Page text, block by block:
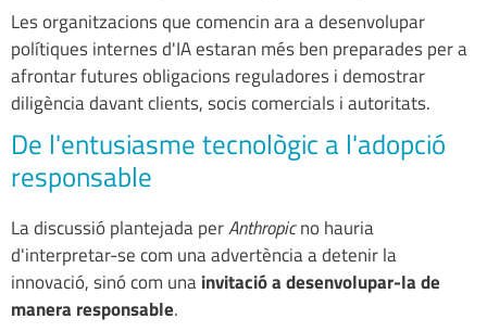
Les organitzacions que comencin ara a desenvolupar
polítiques internes d'IA estaran més ben preparades per a
afrontar futures obligacions reguladores i demostrar
diligència davant clients, socis comercials i autoritats.
De l'entusiasme tecnològic a l'adopció
responsable
La discussió plantejada perAnthropicno hauria
d'interpretar-se com una advertència a detenir la
innovació, sinó com unainvitació a desenvolupar-la de
manera responsable.